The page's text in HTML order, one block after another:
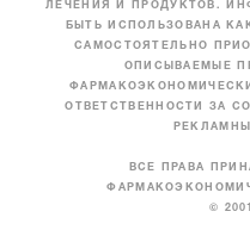
ЛЕЧЕНИЯ И ПРОДУКТОВ.
БЫТЬ ИСПОЛЬЗОВАНА
САМОСТОЯТЕЛЬНО
ОПИСЫВАЕМЫЕ
ОТВЕТСТВЕННОСТИ ЗА
ВСЕ ПРАВА
©